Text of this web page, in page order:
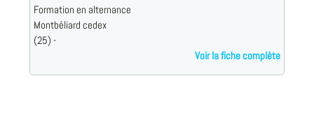
Formation en alternance
Montbéliard cedex
(25) -
Voir la fiche complète